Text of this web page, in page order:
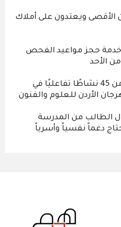
ويعتدون على أملاك
خدمة حجز مواعيد الفحص
من الأحد
متحف الأطفال: أكثر من 45 نشاطًا تفاعليًا في
الأردن للعلوم والفنون
الطالب من المدرسة
دعماً نفسياً وأسرياً